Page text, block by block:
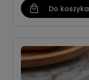
Do koszyka